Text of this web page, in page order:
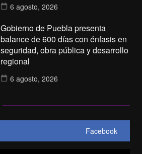
6 agosto, 2026
Gobierno de Puebla presenta
balance de 600 días con énfasis en
seguridad, obra pública y desarrollo
regional
6 agosto, 2026
Facebook